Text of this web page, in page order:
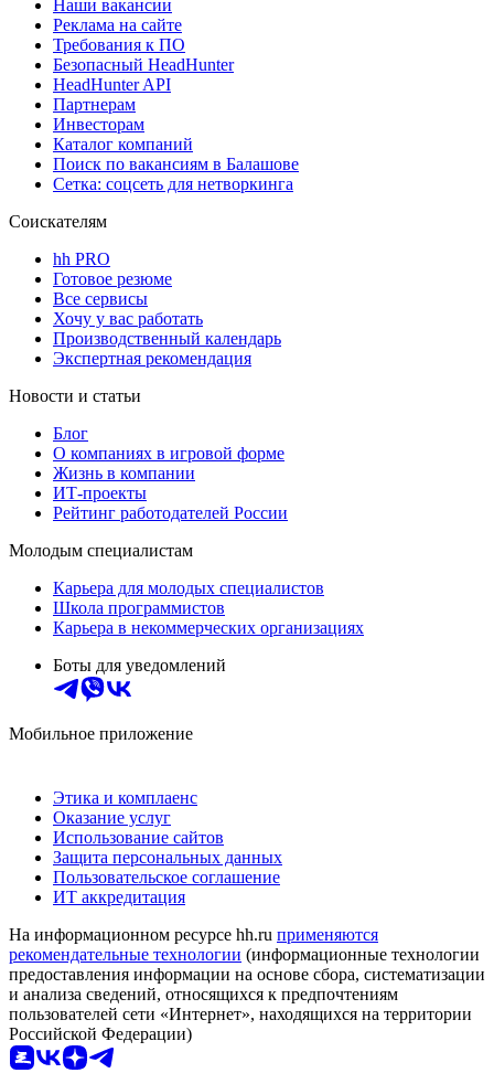
Наши вакансии
Реклама на сайте
Требования к ПО
Безопасный HeadHunter
HeadHunter API
Партнерам
Инвесторам
Каталог компаний
Поиск по вакансиям в Балашове
Сетка: соцсеть для нетворкинга
Соискателям
hh PRO
Готовое резюме
Все сервисы
Хочу у вас работать
Производственный календарь
Экспертная рекомендация
Новости и статьи
Блог
О компаниях в игровой форме
Жизнь в компании
ИТ-проекты
Рейтинг работодателей России
Молодым специалистам
Карьера для молодых специалистов
Школа программистов
Карьера в некоммерческих организациях
Боты для уведомлений
Мобильное приложение
Этика и комплаенс
Оказание услуг
Использование сайтов
Защита персональных данных
Пользовательское соглашение
ИТ аккредитация
На информационном ресурсе hh.ru применяются
рекомендательные технологии (информационные технологии
предоставления информации на основе сбора, систематизации
и анализа сведений, относящихся к предпочтениям
пользователей сети «Интернет», находящихся на территории
Российской Федерации)